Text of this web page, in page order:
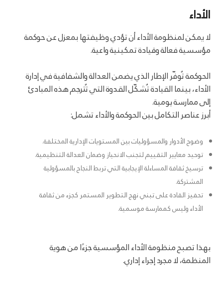
الأداء
لا يمكن لمنظومة الأداء أن تؤدي وظيفتها بمعزل عن حوكمة
مؤسسية فعالة وقيادة تمكينية واعية.
الحوكمة تُوفّر الإطار الذي يضمن العدالة والشفافية في إدارة
الأداء، بينما القيادة تُشكّل القدوة التي تُترجم هذه المبادئ
إلى ممارسة يومية.
أبرز عناصر التكامل بين الحوكمة والأداء تشمل:
وضوح الأدوار والمسؤوليات بين المستويات الإدارية المختلفة.
توحيد معايير التقييم لتجنب الانحياز وضمان العدالة التنظيمية.
ترسيخ ثقافة المساءلة الإيجابية التي تربط النجاح بالمسؤولية
المشتركة.
تحفيز القادة على تبني نهج التطوير المستمر كجزء من ثقافة
الأداء وليس كممارسة موسمية.
بهذا تصبح منظومة الأداء المؤسسية جزءًا من هوية
المنظمة، لا مجرد إجراء إداري.